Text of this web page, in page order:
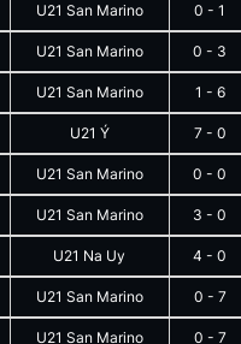
U21 San Marino 0 -1
U21 San Marino 0 - 3
U21 San Marino 1 - 6
U21 Ý 7- 0
U21 San Marino 0 -0
U21 San Marino 3 -0
U21 Na Uy 4 -0
U21 San Marino 0 - 7
U21 San Marino 0 - 7